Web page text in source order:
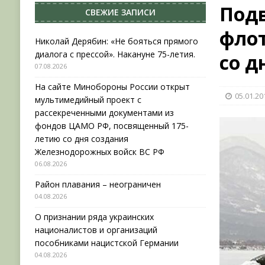
[ 04.08.2026 ] Район плавания – неограничен
[ 04.08.2026 ]
О признании ряда украинских
НОВОСТИ
[ 31.07.2026 ] АВГУСТ В ВОЕННОЙ ИСТОРИИ
[ 07.08.2026 ]
Николай Дерябин: «Не бояться
со
СВЕЖИЕ ЗАПИСИ
Николай Дерябин: «Не бояться прямого
диалога с прессой». Накануне 75-летия.
07.08.2026
На сайте Минобороны России открыт
мультимедийный проект с
рассекреченными документами из
фондов ЦАМО РФ, посвященный 175-
летию со дня создания
Железнодорожных войск ВС РФ
06.08.2026
Район плавания – неограничен
04.08.2026
О признании ряда украинских
националистов и организаций
пособниками нацистской Германии
04.08.2026